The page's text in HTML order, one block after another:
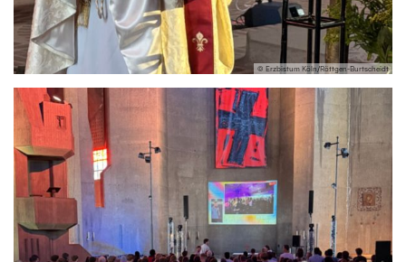
© Erzbistum Köln/Röttgen-Burtscheidt